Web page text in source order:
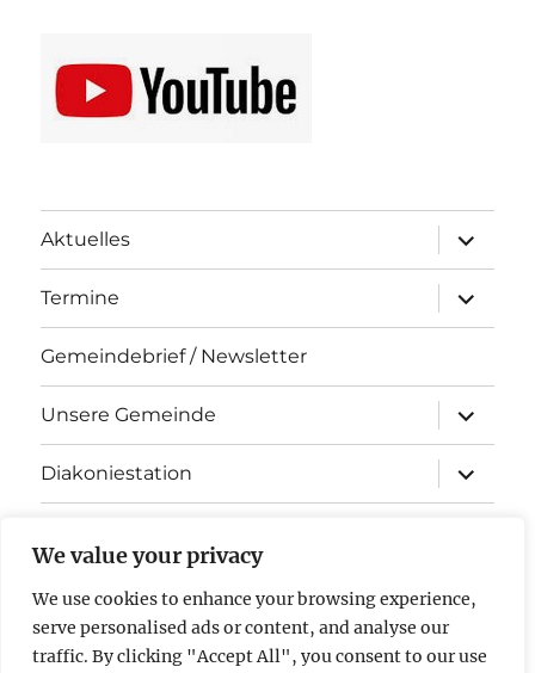
We value your privacy
We use cookies to enhance your browsing experience,
serve personalised ads or content, and analyse our
traffic. By clicking "Accept All", you consent to our use
Aktuelles
öffnen
Termine
öffnen
Gemeindebrief / Newsletter
Unsere Gemeinde
öffnen
Diakoniestation
öffnen
Kontakt
Impressum & Datenschutz